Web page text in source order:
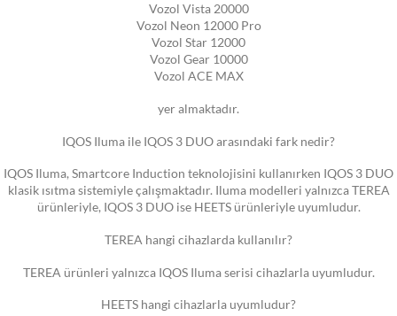
Vozol Vista 20000
Vozol Neon 12000 Pro
Vozol Star 12000
Vozol Gear 10000
Vozol ACE MAX
yer almaktadır.
IQOS Iluma ile IQOS 3 DUO arasındaki fark nedir?
IQOS Iluma, Smartcore Induction teknolojisini kullanırken IQOS 3 DUO
klasik ısıtma sistemiyle çalışmaktadır. Iluma modelleri yalnızca TEREA
ürünleriyle, IQOS 3 DUO ise HEETS ürünleriyle uyumludur.
TEREA hangi cihazlarda kullanılır?
TEREA ürünleri yalnızca IQOS Iluma serisi cihazlarla uyumludur.
HEETS hangi cihazlarla uyumludur?